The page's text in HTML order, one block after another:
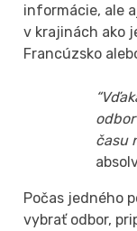
informácie, ale
v krajinách ako
Francúzsko
času
Počas jedného
vybrať odbor,